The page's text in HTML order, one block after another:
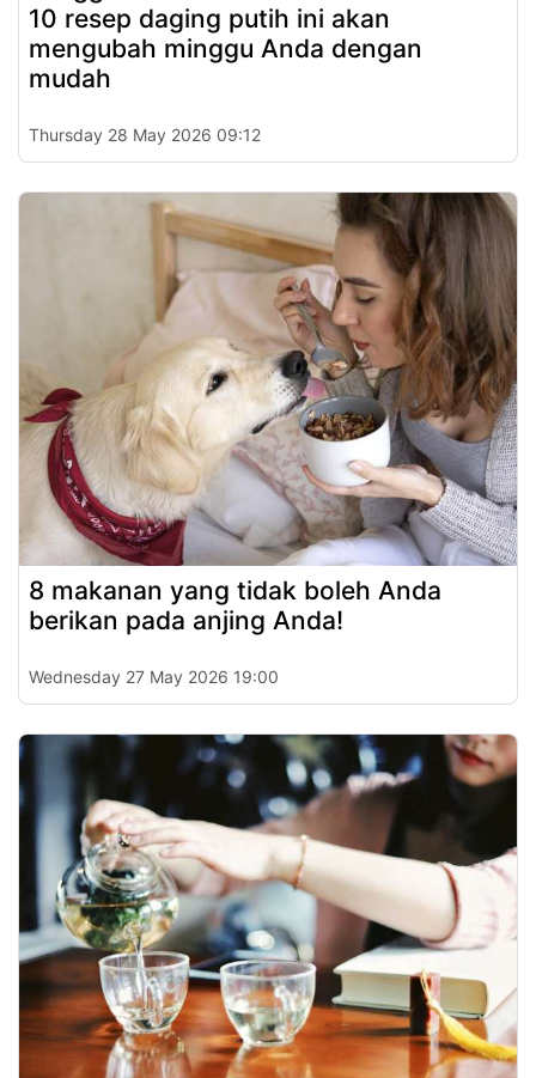
10 resep daging putih ini akan
mengubah minggu Anda dengan
mudah
Thursday 28 May 2026 09:12
8 makanan yang tidak boleh Anda
berikan pada anjing Anda!
Wednesday 27 May 2026 19:00